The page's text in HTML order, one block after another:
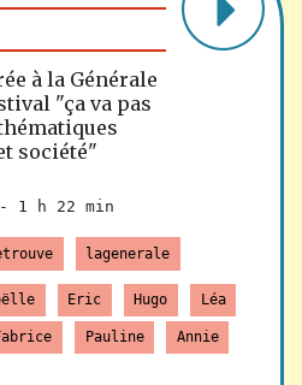
à la Générale
"ça va pas
société"
1 h 22 min
lagenerale
Eric Hugo Léa
Pauline Annie